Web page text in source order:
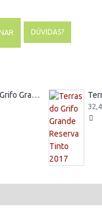
DÚVIDAS?
Terras do Grifo Grande Reserva Branco 2019